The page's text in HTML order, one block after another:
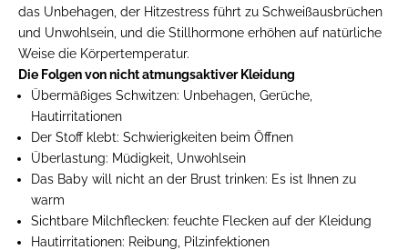
das Unbehagen, der Hitzestress führt zu Schweißausbrüchen
und Unwohlsein, und die Stillhormone erhöhen auf natürliche
Weise die Körpertemperatur.
Die Folgen von nicht atmungsaktiver Kleidung
Übermäßiges Schwitzen: Unbehagen, Gerüche,
Hautirritationen
Der Stoff klebt: Schwierigkeiten beim Öffnen
Überlastung: Müdigkeit, Unwohlsein
Das Baby will nicht an der Brust trinken: Es ist Ihnen zu
warm
Sichtbare Milchflecken: feuchte Flecken auf der Kleidung
Hautirritationen: Reibung, Pilzinfektionen